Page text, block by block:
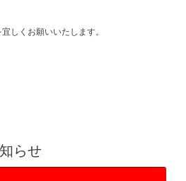
しくお願いいたします。
らせ